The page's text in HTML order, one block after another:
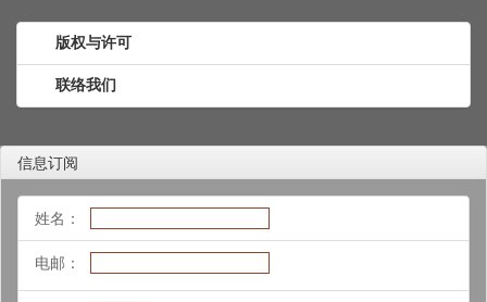
版权与许可
联络我们
信息订阅
姓名：
电邮：